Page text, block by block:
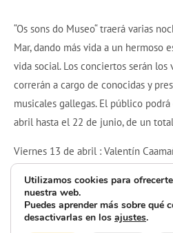
“Os sons do Museo“ traerá varias
Mar, dando más vida a un hermoso
vida social. Los conciertos serán los
correrán a cargo de conocidas y
musicales gallegas. El público
abril hasta el 22 de junio, de un
Viernes 13 de abril : Valentín
Viernes 18 de mayo: Bueno Chico
Viernes 8 de junio: Malasombra
Viernes 22 de junio: Acuña’s Quartet
Utilizamos cookies para
nuestra web.
Puedes aprender más sobre qué
desactivarlas en los ajustes.